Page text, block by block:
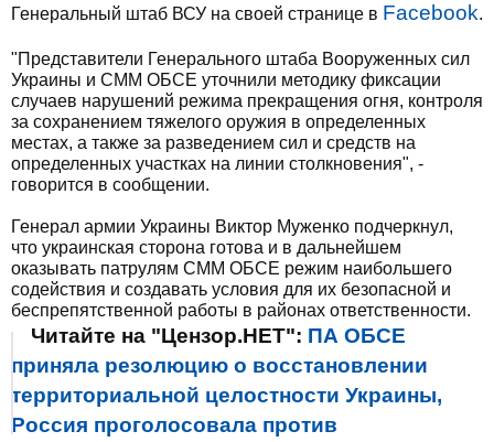
Генеральный штаб ВСУ на своей странице в Facebook.
"Представители Генерального штаба Вооруженных сил
Украины и СММ ОБСЕ уточнили методику фиксации
случаев нарушений режима прекращения огня, контроля
за сохранением тяжелого оружия в определенных
местах, а также за разведением сил и средств на
определенных участках на линии столкновения", -
говорится в сообщении.
Генерал армии Украины Виктор Муженко подчеркнул,
что украинская сторона готова и в дальнейшем
оказывать патрулям СММ ОБСЕ режим наибольшего
содействия и создавать условия для их безопасной и
беспрепятственной работы в районах ответственности.
Читайте на "Цензор.НЕТ": ПА ОБСЕ
приняла резолюцию о восстановлении
территориальной целостности Украины,
Россия проголосовала против